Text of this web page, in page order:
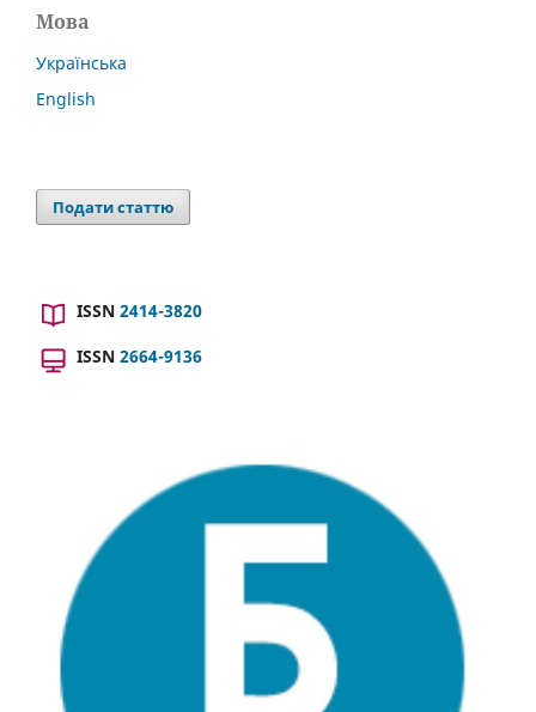
Мова
Українська
English
Подати статтю
ISSN 2414-3820
ISSN 2664-9136